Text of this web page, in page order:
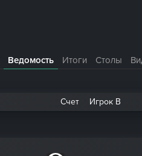
Ведомость Итоги Столы
Счет Игрок B